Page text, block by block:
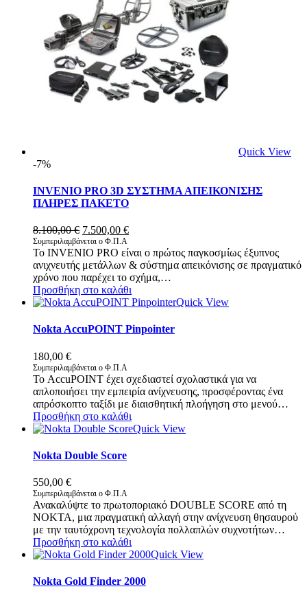
Quick View
-7%
INVENIO PRO 3D ΣΥΣΤΗΜΑ ΑΠΕΙΚΟΝΙΣΗΣ
ΠΛΗΡΕΣ ΠΑΚΕΤΟ
8.100,00€ Original
price
was:
8.100,00 €.
7.500,00 €Η
τιμή
είναι:
7.500,00 €.
Συμπεριλαμβάνεται ο Φ.Π.Α
Το INVENIO PRO είναι ο πρώτος παγκοσμίως έξυπνος
ανιχνευτής μετάλλων & σύστημα απεικόνισης σε πραγματικό
χρόνο που παρέχει το σχήμα,…
Προσθήκη στο καλάθι
Quick View
Nokta AccuPOINT Pinpointer
180,00 €
Συμπεριλαμβάνεται ο Φ.Π.Α
Το AccuPOINT έχει σχεδιαστεί σχολαστικά για να
απλοποιήσει την εμπειρία ανίχνευσης, προσφέροντας ένα
απρόσκοπτο ταξίδι με διαισθητική πλοήγηση στο μενού…
Προσθήκη στο καλάθι
Quick View
Nokta Double Score
550,00 €
Συμπεριλαμβάνεται ο Φ.Π.Α
Ανακαλύψτε το πρωτοποριακό DOUBLE SCORE από τη
NOKTA, μια πραγματική αλλαγή στην ανίχνευση θησαυρού
με την ταυτόχρονη τεχνολογία πολλαπλών συχνοτήτων…
Προσθήκη στο καλάθι
Quick View
Nokta Gold Finder 2000